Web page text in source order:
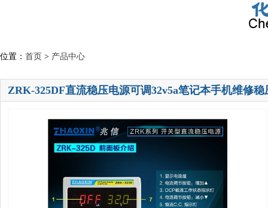
位置： 首页 > 产品中心
ZRK-325DF直流稳压电源可调32v5a笔记本手机维修